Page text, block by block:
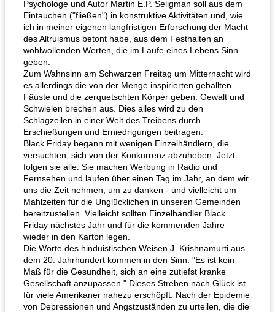
Psychologe und Autor Martin E.P. Seligman soll aus dem
Eintauchen ("fließen") in konstruktive Aktivitäten und, wie
ich in meiner eigenen langfristigen Erforschung der Macht
des Altruismus betont habe, aus dem Festhalten an
wohlwollenden Werten, die im Laufe eines Lebens Sinn
geben.
Zum Wahnsinn am Schwarzen Freitag um Mitternacht wird
es allerdings die von der Menge inspirierten geballten
Fäuste und die zerquetschten Körper geben. Gewalt und
Schwielen brechen aus. Dies alles wird zu den
Schlagzeilen in einer Welt des Treibens durch
Erschießungen und Erniedrigungen beitragen.
Black Friday begann mit wenigen Einzelhändlern, die
versuchten, sich von der Konkurrenz abzuheben. Jetzt
folgen sie alle. Sie machen Werbung in Radio und
Fernsehen und laufen über einen Tag im Jahr, an dem wir
uns die Zeit nehmen, um zu danken - und vielleicht um
Mahlzeiten für die Unglücklichen in unseren Gemeinden
bereitzustellen. Vielleicht sollten Einzelhändler Black
Friday nächstes Jahr und für die kommenden Jahre
wieder in den Karton legen.
Die Worte des hinduistischen Weisen J. Krishnamurti aus
dem 20. Jahrhundert kommen in den Sinn: "Es ist kein
Maß für die Gesundheit, sich an eine zutiefst kranke
Gesellschaft anzupassen." Dieses Streben nach Glück ist
für viele Amerikaner nahezu erschöpft. Nach der Epidemie
von Depressionen und Angstzuständen zu urteilen, die die